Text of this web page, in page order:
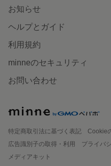
お知らせ
ヘルプとガイド
利用規約
minneのセキュリティ
お問い合わせ
特定商取引法に基づく表記
Cookie
広告識別子の取得・利用
プライバ
メディアキット